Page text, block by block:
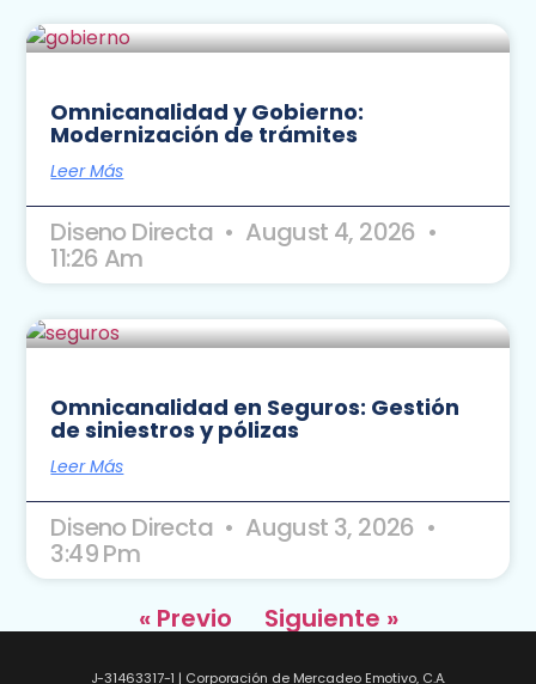
Omnicanalidad y Gobierno:
Modernización de trámites
Leer Más
Diseno Directa August 4, 2026
11:26 Am
Omnicanalidad en Seguros: Gestión
de siniestros y pólizas
Leer Más
Diseno Directa August 3, 2026
3:49 Pm
« Previo
Siguiente »
J-31463317-1 | Corporación de Mercadeo Emotivo, C.A.